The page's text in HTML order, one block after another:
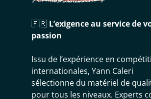
🇫🇷 L’exigence au service de
passion
Issu de l’expérience en
internationales, Yann Caleri
sélectionne du matériel de
pour tous les niveaux. Experts